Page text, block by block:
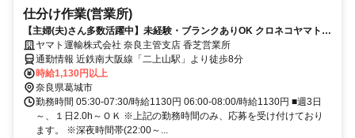
仕分け作業(営業所)
【主婦(夫)さん多数活躍中】未経験・ブランクありOK クロネコヤマトの
かんたん仕分け作業
ヤマト運輸株式会社 奈良主管支店 香芝営業所
通勤情報 近鉄南大阪線「二上山駅」より徒歩8分
時給1,130円以上
奈良県葛城市
勤務時間 05:30-07:30/時給1130円 06:00-08:00/時給1130円 ■週3日
～、１日2.0h～ＯＫ ※上記の勤務時間のみ、応募を受け付けており
ます。 ※深夜時間帯(22:00～...